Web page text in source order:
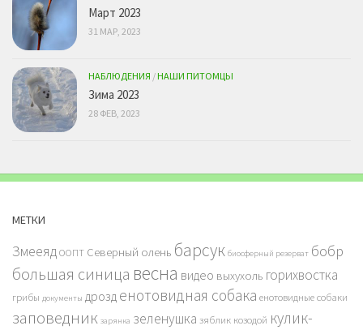
Март 2023
31 МАР, 2023
НАБЛЮДЕНИЯ /НАШИ ПИТОМЦЫ
Зима 2023
28 ФЕВ, 2023
МЕТКИ
ЗмееядООПТ Северный олень барсук биосферный резерват бобр
большая синица весна видео выхухоль горихвостка
грибы документы дрозд енотовидная собака енотовидные собаки
заповедник зарянка зеленушка зяблик козодой кулик-